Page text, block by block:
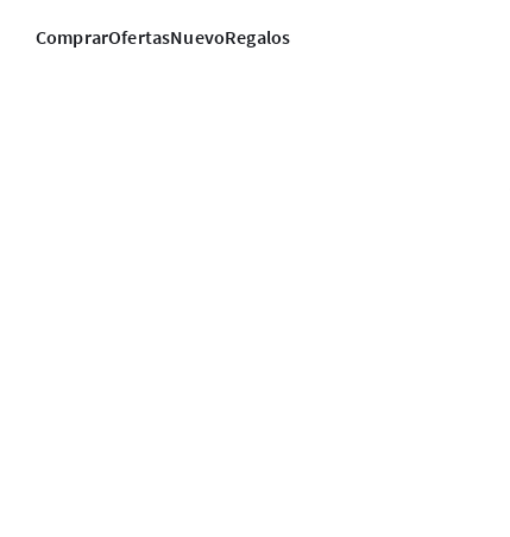
ComprarOfertasNuevoRegalos